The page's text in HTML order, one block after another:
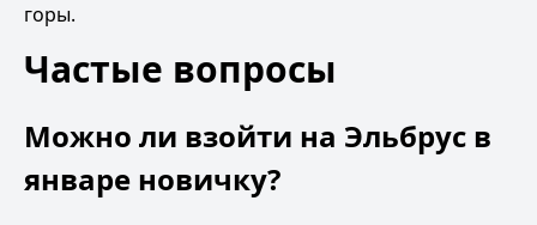
горы.
Частые вопросы
Можно ли взойти на Эльбрус в
январе новичку?